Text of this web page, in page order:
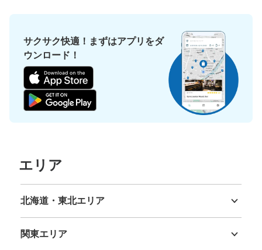
JR 天王寺駅中央改札口外コインロッカー
①
JR 天王寺駅駅から徒歩分
本日の営業時間:06:00
中央改札口から北出口に向かうとある。 人通りも多く、
使用率も高い。
サクサク快適！まずはアプリをダ
ウンロード！
エリア
北海道・東北エリア
関東エリア